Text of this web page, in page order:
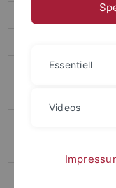
About Tübingen
Essentiell
Videos